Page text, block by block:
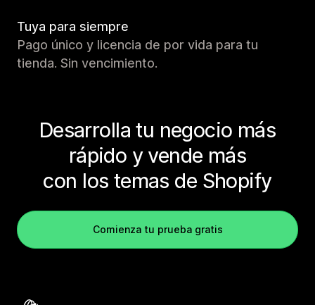
Tuya para siempre
Pago único y licencia de por vida para tu
tienda. Sin vencimiento.
Desarrolla tu negocio más
rápido y vende más
con los temas de Shopify
Comienza tu prueba gratis